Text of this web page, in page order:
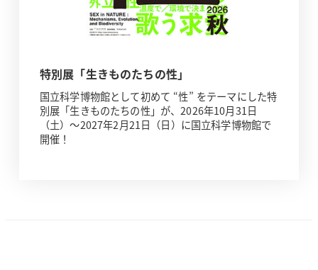
特別展「生きものたちの性」
国立科学博物館として初めて “性” をテーマにした特
別展「生きものたちの性」が、2026年10月31日
（土）～2027年2月21日（日）に国立科学博物館で
開催！